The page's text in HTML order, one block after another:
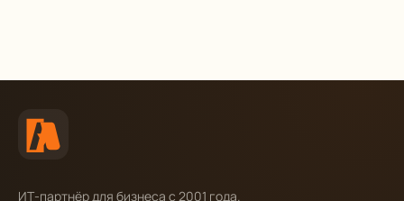
ИТ-партнёр для бизнеса с 2001 года.